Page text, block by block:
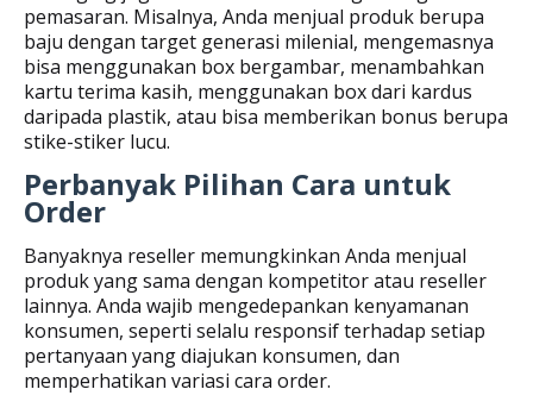
pemasaran. Misalnya, Anda menjual produk berupa
baju dengan target generasi milenial, mengemasnya
bisa menggunakan box bergambar, menambahkan
kartu terima kasih, menggunakan box dari kardus
daripada plastik, atau bisa memberikan bonus berupa
stike-stiker lucu.
Perbanyak Pilihan Cara untuk
Order
Banyaknya reseller memungkinkan Anda menjual
produk yang sama dengan kompetitor atau reseller
lainnya. Anda wajib mengedepankan kenyamanan
konsumen, seperti selalu responsif terhadap setiap
pertanyaan yang diajukan konsumen, dan
memperhatikan variasi cara order.